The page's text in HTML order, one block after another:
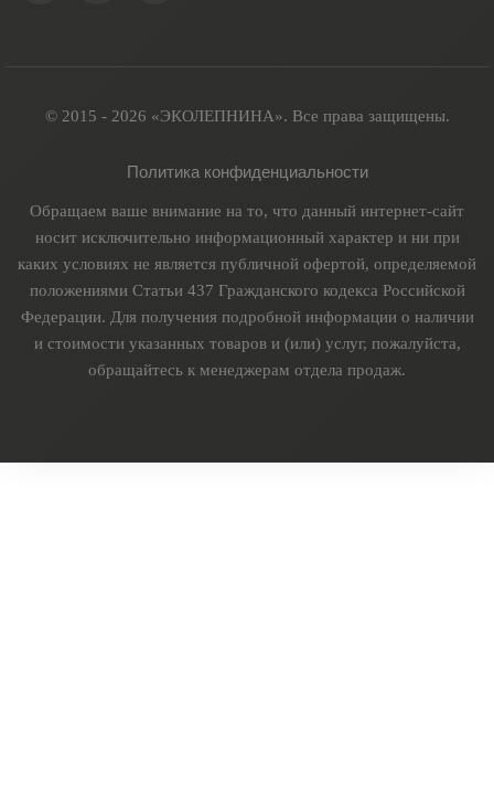
© 2015 - 2026 «ЭКОЛЕПНИНА». Все права защищены.
Политика конфиденциальности
Обращаем ваше внимание на то, что данный интернет-сайт
носит исключительно информационный характер и ни при
каких условиях не является публичной офертой, определяемой
положениями Статьи 437 Гражданского кодекса Российской
Федерации. Для получения подробной информации о наличии
и стоимости указанных товаров и (или) услуг, пожалуйста,
обращайтесь к менеджерам отдела продаж.